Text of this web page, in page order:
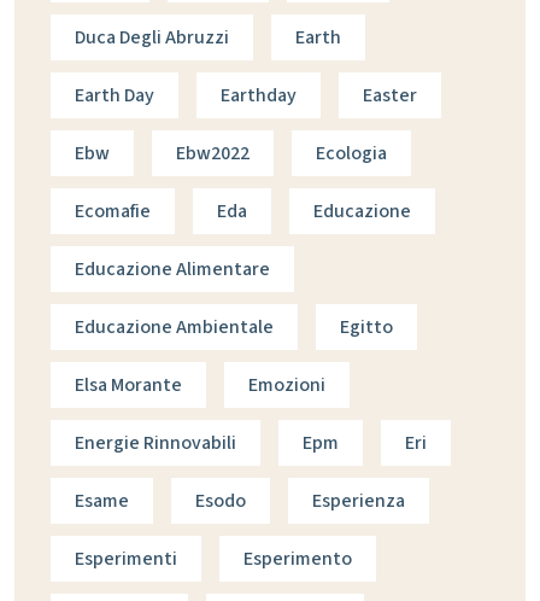
Duca Degli Abruzzi Earth
Earth Day Earthday Easter
Ebw Ebw2022 Ecologia
Ecomafie Eda Educazione
Educazione Alimentare
Educazione Ambientale Egitto
Elsa Morante Emozioni
Energie Rinnovabili Epm Eri
Esame Esodo Esperienza
Esperimenti Esperimento